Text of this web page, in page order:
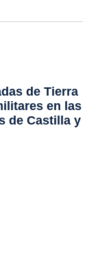
de Tierra
en las
de Castilla y